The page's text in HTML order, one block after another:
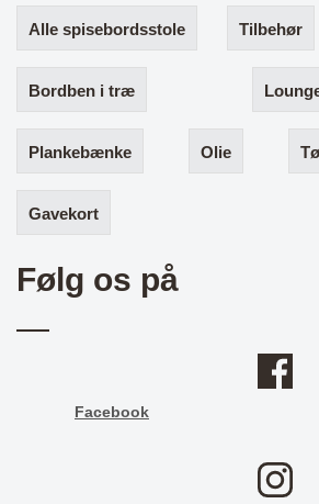
Alle spisebordsstole Tilbehør
Bordben i træ
Plankebænke Olie
Gavekort
Følg os på
Facebook